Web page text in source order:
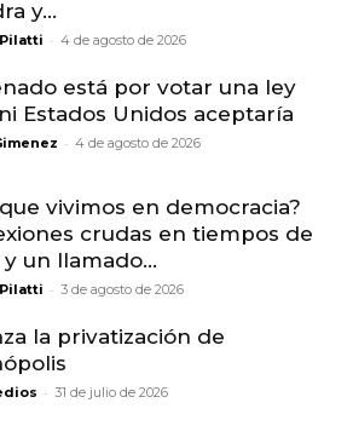
y...
- 4 de agosto de 2026
está por votar una ley
Estados Unidos aceptaría
- 4 de agosto de 2026
vivimos en democracia?
crudas en tiempos de
y un llamado...
- 3 de agosto de 2026
la privatización de
- 31 de julio de 2026